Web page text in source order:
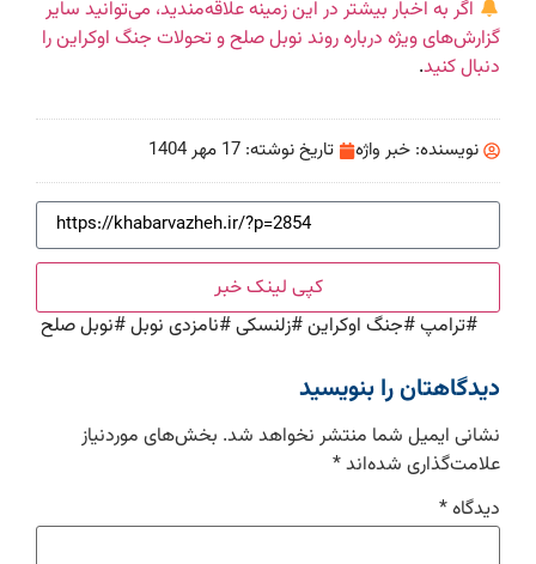
اگر به اخبار بیشتر در این زمینه علاقه‌مندید، می‌توانید سایر
گزارش‌های ویژه درباره روند نوبل صلح و تحولات جنگ اوکراین را
دنبال کنید.
نویسنده: خبر واژه تاریخ نوشته: 17 مهر 1404
کپی لینک خبر
#ترامپ#جنگ اوکراین#زلنسکی#نامزدی نوبل#نوبل صلح
دیدگاهتان را بنویسید
نشانی ایمیل شما منتشر نخواهد شد. بخش‌های موردنیاز
علامت‌گذاری شده‌اند*
دیدگاه*